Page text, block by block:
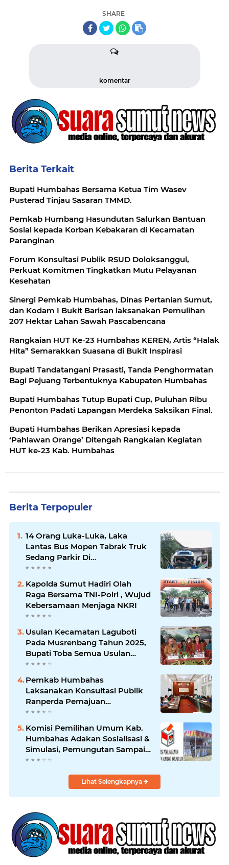
SHARE
komentar
Berita Terkait
Bupati Humbahas Bersama Ketua Tim Wasev
Pusterad Tinjau Sasaran TMMD.
Pemkab Humbang Hasundutan Salurkan Bantuan
Sosial kepada Korban Kebakaran di Kecamatan
Paranginan
Forum Konsultasi Publik RSUD Doloksanggul,
Perkuat Komitmen Tingkatkan Mutu Pelayanan
Kesehatan
Sinergi Pemkab Humbahas, Dinas Pertanian Sumut,
dan Kodam I Bukit Barisan laksanakan Pemulihan
207 Hektar Lahan Sawah Pascabencana
Rangkaian HUT Ke-23 Humbahas KEREN, Artis “Halak
Hita” Semarakkan Suasana di Bukit Inspirasi
Bupati Tandatangani Prasasti, Tanda Penghormatan
Bagi Pejuang Terbentuknya Kabupaten Humbahas
Bupati Humbahas Tutup Bupati Cup, Puluhan Ribu
Penonton Padati Lapangan Merdeka Saksikan Final.
Bupati Humbahas Berikan Apresiasi kepada
‘Pahlawan Orange’ Ditengah Rangkaian Kegiatan
HUT ke-23 Kab. Humbahas
Berita Terpopuler
14 Orang Luka-Luka, Laka
Lantas Bus Mopen Tabrak Truk
Sedang Parkir Di
Siborongborong
Kapolda Sumut Hadiri Olah
Raga Bersama TNI-Polri , Wujud
Kebersamaan Menjaga NKRI
Usulan Kecamatan Laguboti
Pada Musrenbang Tahun 2025,
Bupati Toba Semua Usulan
Harus Mendukung
Pertumbuhan Pariwisata.
Pemkab Humbahas
Laksanakan Konsultasi Publik
Ranperda Pemajuan
Kebudayaan Daerah
Komisi Pemilihan Umum Kab.
Humbahas Adakan Sosialisasi &
Simulasi, Pemungutan Sampai
Rekapitulasi Suara.
Lihat Selengkapnya